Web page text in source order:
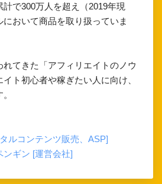
で300万人を超え（2019年現
おいて商品を取り扱っていま
てきた「アフィリエイトのノウ
ト初心者や稼ぎたい人に向け、
ルコンテンツ販売、ASP]
ギン [運営会社]